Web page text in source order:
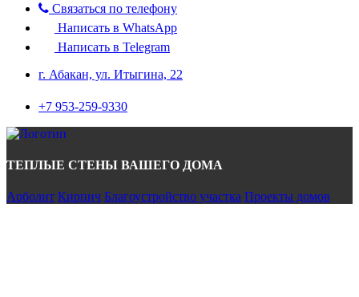
Связаться по телефону
Написать в WhatsApp
Написать в Telegram
г. Абакан, ул. Итыгина, 22
+7 953-259-9330
ТЕПЛЫЕ СТЕНЫ ВАШЕГО ДОМА
Арболит Кирпич Благоустройство участка Проекты домов